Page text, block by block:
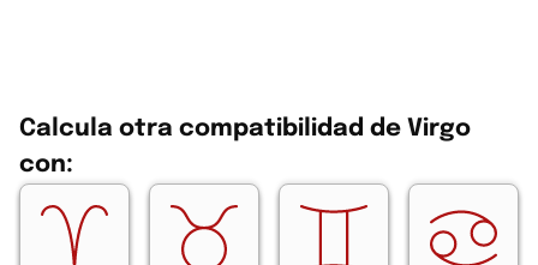
Calcula otra compatibilidad de Virgo
con: